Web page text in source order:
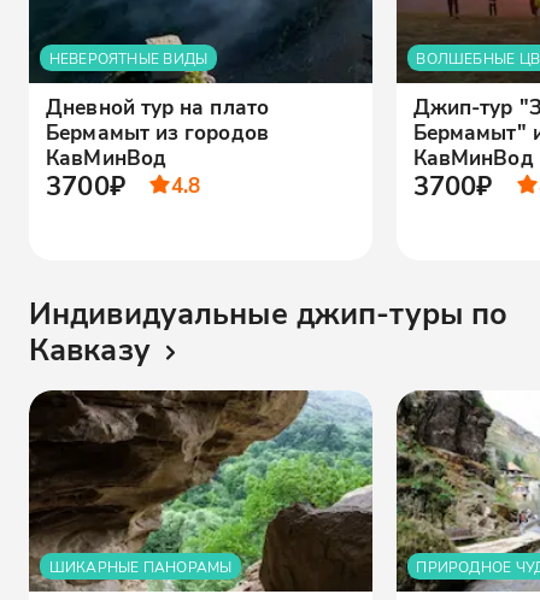
НЕВЕРОЯТНЫЕ ВИДЫ
Дневной тур на плато
Бермамыт из городов
КавМинВод
3700₽ 4.8
ВОЛШЕБНЫЕ
Джип-тур
Бермамыт"
КавМинВод
3700₽
Индивидуальные джип-туры по
Кавказу
ШИКАРНЫЕ ПАНОРАМЫ ПРИРОДНОЕ